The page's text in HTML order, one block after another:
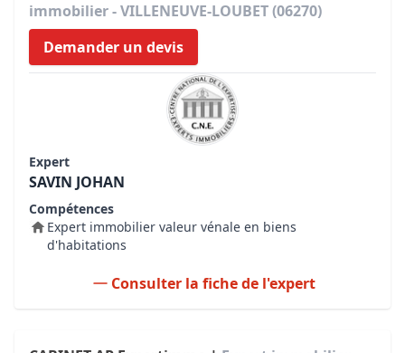
immobilier - VILLENEUVE-LOUBET (06270)
Demander un devis
Expert
SAVIN JOHAN
Compétences
Expert immobilier valeur vénale en biens
d'habitations
Consulter la fiche de l'expert